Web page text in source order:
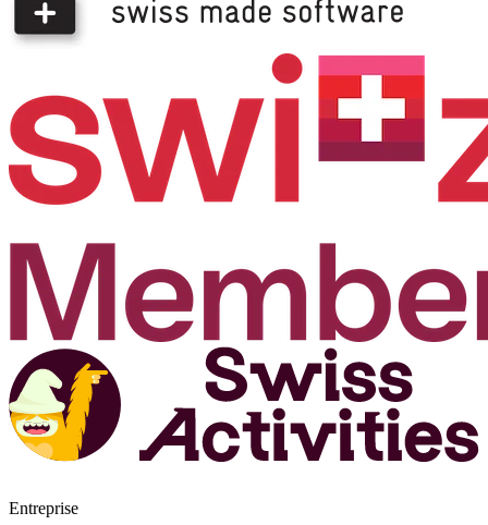
Entreprise